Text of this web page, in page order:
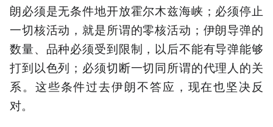
朗必须是无条件地开放霍尔木兹海峡；必须停止
一切核活动，就是所谓的零核活动；伊朗导弹的
数量、品种必须受到限制，以后不能有导弹能够
打到以色列；必须切断一切同所谓的代理人的关
系。这些条件过去伊朗不答应，现在也坚决反
对。